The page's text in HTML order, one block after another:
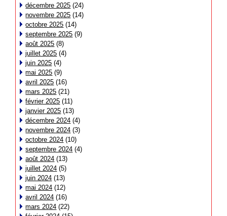
décembre 2025 (24)
novembre 2025 (14)
octobre 2025 (14)
septembre 2025 (9)
août 2025 (8)
juillet 2025 (4)
juin 2025 (4)
mai 2025 (9)
avril 2025 (16)
mars 2025 (21)
février 2025 (11)
janvier 2025 (13)
décembre 2024 (4)
novembre 2024 (3)
octobre 2024 (10)
septembre 2024 (4)
août 2024 (13)
juillet 2024 (5)
juin 2024 (13)
mai 2024 (12)
avril 2024 (16)
mars 2024 (22)